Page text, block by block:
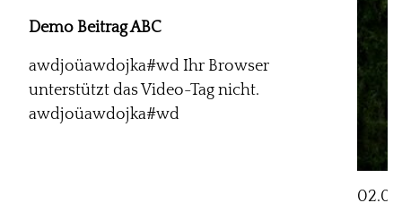
Demo Beitrag ABC
awdjoüawdojka#wd Ihr Browser
unterstützt das Video-Tag nicht.
awdjoüawdojka#wd